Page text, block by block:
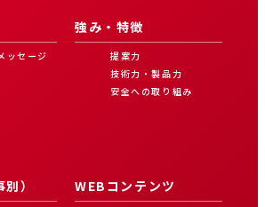
ッセージ
強み・特徴
提案力
技術力・製品力
安全への取り組み
） WEBコンテンツ